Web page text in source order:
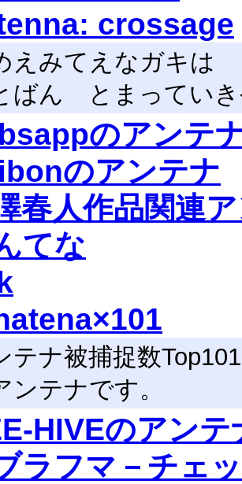
crossage
えみてえなガキは
ばん とまってい
のアンテ
のアンテナ
春人作品関連
てな
テナ被捕捉数
ンテナです。
HIVEのアンテ
ラフマ－チェ